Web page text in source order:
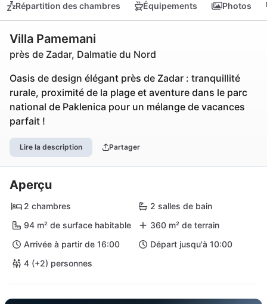
Répartition des chambres Équipements Photos
Villa Pamemani
près de Zadar, Dalmatie du Nord
Oasis de design élégant près de Zadar : tranquillité
rurale, proximité de la plage et aventure dans le parc
national de Paklenica pour un mélange de vacances
parfait !
Lire la description Partager
Aperçu
2 chambres
2 salles de bain
94 m² de surface habitable
360 m² de terrain
Arrivée à partir de 16:00
Départ jusqu'à 10:00
4 (+2) personnes